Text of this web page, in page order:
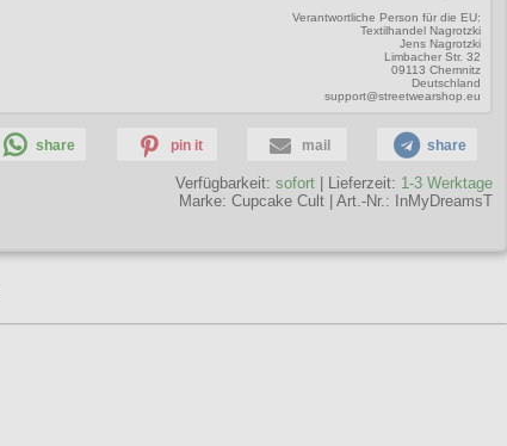
Verantwortliche Person für die EU:
Textilhandel Nagrotzki
Jens Nagrotzki
Limbacher Str. 32
09113 Chemnitz
Deutschland
support@streetwearshop.eu
share pin it mail share
Verfügbarkeit: sofort | Lieferzeit: 1-3 Werktage
Marke: Cupcake Cult Art.-Nr.: InMyDreamsT